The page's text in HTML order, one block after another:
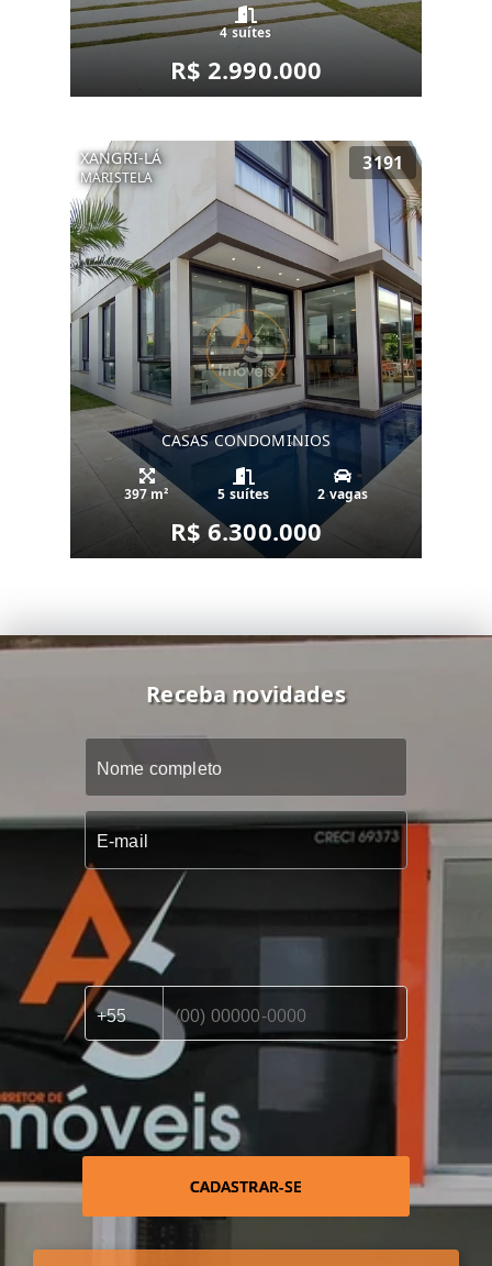
4 suítes
R$ 2.990.000
XANGRI-LÁ
MARISTELA
3191
CASAS CONDOMINIOS
397 m² 5 suítes 2 vagas
R$ 6.300.000
Receba novidades
CADASTRAR-SE